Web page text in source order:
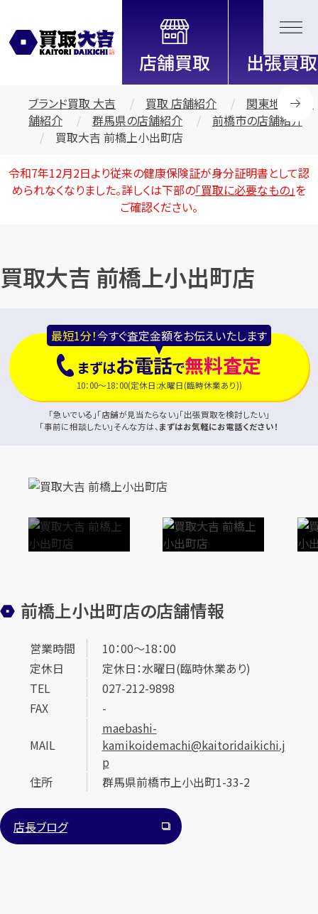
全国2200店舗以上展開中！
信頼と実績の買取専門店「買取大
吉」
ブランド買取 大吉 買取 店舗紹介
関東地区の店
舗紹介
群馬県の店舗紹介
前橋市の店舗紹介
買取大吉 前橋上小出町店
令和7年12月2日より従来の健康保険証が身分証明書として認
められなくなりました。詳しくは下部の「買取に必要なもの」を
ご確認ください。
買取大吉 前橋上小出町店
最短1分！今すぐ査定金額をお伝えいたします
まずはお電話で無料査定
10：00～18：00(定休日:水曜日(臨時休業あり))
「急いでいる」「店舗が見当たらない」「出張買取を検討したい」
「事前に相談したい」そんな方は、まずはお気軽にお電話ください！
前橋上小出町店の店舗情報
営業時間
10：00～18：00
定休日
定休日：水曜日(臨時休業あり)
TEL
027-212-9898
FAX
-
MAIL
maebashi-
kamikoidemachi@kaitoridaikichi.j
p
住所
群馬県前橋市上小出町1-33-2
店長ブログ